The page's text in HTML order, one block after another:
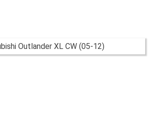
Outlander XL CW (05-12)